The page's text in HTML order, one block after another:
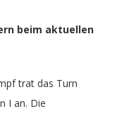
beim aktuellen
trat das Turn
I an. Die